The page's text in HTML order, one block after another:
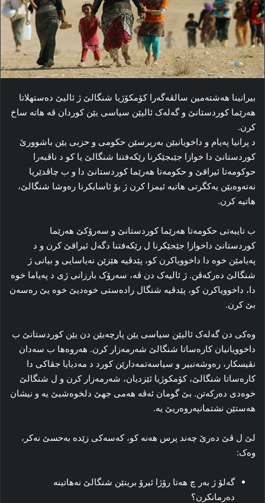
بیرانینا هەشتەمین سالڤه‌گه‌را کۆمکۆژیا شنگالێ ژ ئالیێ ده‌ستهلاتا
هه‌رێما کوردستانێ و گه‌له‌ک ئالیێن سیاسی یێن کوردان ڤه‌ هاته‌ ساخ
کرن.
د پرانیا پەیام و داخویانیێن به‌رپرسێن حکومی و حزبی یێن باشوورێ
کوردستانێ دا خوازا جێبجێکرنا رێکەفتنا شنگالێ یا کو د ناڤبەرا
حوکومه‌تا ئیراقێ و حکومەتا هەرێما کوردستانێ دا و ب چاڤدێریا
نەتەوەیێن یەکگرتی هاتیە ئیمزا کرن ژ بۆ ئاسایکرنا رەوشا شنگالێ،
هاتیە کرن.
ب تایبەتی حکومه‌تا هه‌رێما کوردستانێ و سه‌رۆکێ هه‌رێما
کوردستانێ داخوازا جێجێکرنا ل رێکەفتنا دگه‌ل ئیراقێ کرن و د
پەیامێن خوە دا داخوویاکرن کو، پێدڤیە هێزێن نه‌یاسایی و بیانی ژ
شنگالێ ده‌رکه‌ڤن. ژ ئالیه‌ک دن ڤە، سه‌رۆک بارزانی ژی د په‌یاما خوه‌
دا، داخوویاکرن کو، پێدڤیە شنگال راده‌ستی خوه‌دیێ خوه‌ یێ ره‌سه‌ن
بێ کرن.
وه‌کی دن گه‌له‌ک ئالیێن سیاسی یێن پارچەیێن دن یێن کوردستانێ ب
داخوویانیان کارەساتا شنگالێ شه‌رمه‌زار کرن. هه‌روه‌ها ب سه‌دان
نڤیسکار، ره‌وشه‌نبیر و سیاسه‌تمه‌دارێن کورد د مه‌دیایا جڤاکی دا
کارەساتا شنگالێ، کۆمکوژیا ئێزدیان، شه‌رمه‌زار کرن و ل شنگالێ
خوه‌دی ده‌رکه‌تن. بێ گومان ئه‌ڤە هه‌می جهێ دلخوه‌شیێ یه‌ و نیشان
هه‌ستێن نشتمانپه‌روه‌ریێ یه‌.
لێ ل ڤێ ده‌رێ چەند پرس هه‌نه‌ کو، که‌سه‌کی زێدە به‌حسێ نه‌کر،
وەک:
گه‌لۆ ژ بەر چ هەتا رۆژا ئیرۆ برینێن شنگالێ نەهاتینە
ده‌رمانکرن؟